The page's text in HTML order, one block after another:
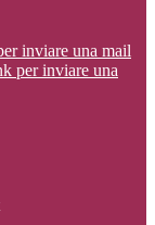
inviare una mail
per inviare una